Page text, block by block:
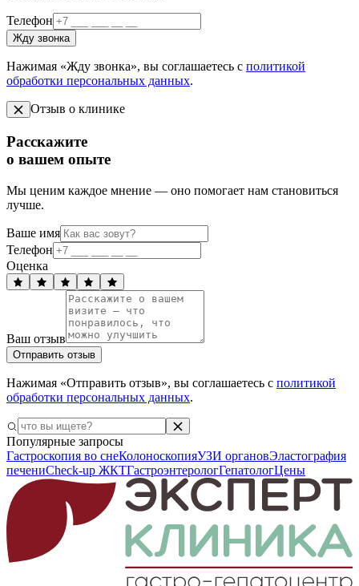
Телефон
Жду звонка
Нажимая «Жду звонка», вы соглашаетесь с политикой
обработки персональных данных.
Отзыв о клинике
Расскажите
о вашем опыте
Мы ценим каждое мнение — оно помогает нам становиться
лучше.
Ваше имя
Телефон
Оценка
Ваш отзыв
Отправить отзыв
Нажимая «Отправить отзыв», вы соглашаетесь с политикой
обработки персональных данных.
Популярные запросы
Гастроскопия во снеКолоноскопияУЗИ органовЭластография
печениCheck-up ЖКТГастроэнтерологГепатологЦены